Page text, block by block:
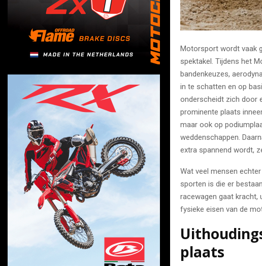
Motorsport wordt vaak
spektakel. Tijdens het
bandenkeuzes,
in te schatten en op
onderscheidt zich door
prominente plaats
maar ook op
weddenschappen.
extra spannend wordt,
Wat veel mensen
sporten is die er
racewagen gaat kracht,
fysieke eisen van de
plaats